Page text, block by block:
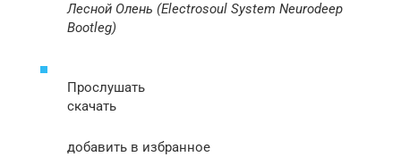
Лесной Олень (Electrosoul System Neurodeep
Bootleg)
Прослушать
скачать
добавить в избранное